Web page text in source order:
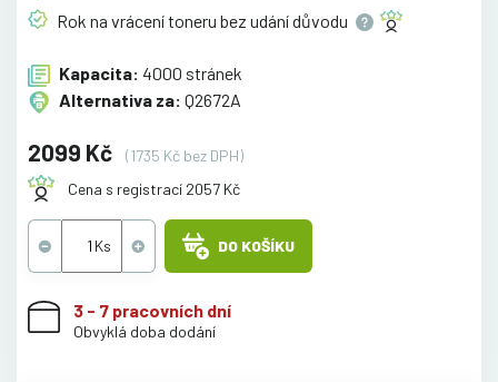
Rok na vrácení toneru bez udánídůvodu
Kapacita: 4000 stránek
Alternativa za: Q2672A
2099 Kč
(1735 Kč bez DPH)
Cena s registrací 2057 Kč
DO KOŠÍKU
3 - 7 pracovních dní
Obvyklá doba dodání